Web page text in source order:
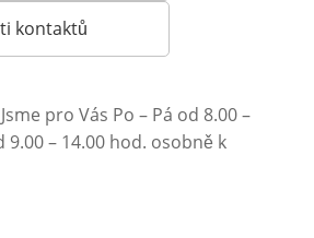
kontaktů
pro Vás Po – Pá od 8.00 –
9.00 – 14.00 hod. osobně k